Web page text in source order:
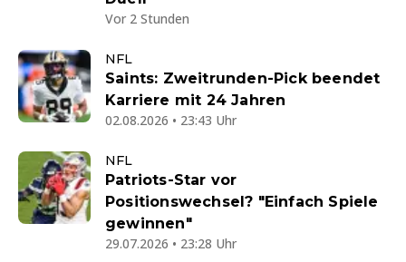
Vor 2 Stunden
NFL
Saints: Zweitrunden-Pick beendet
Karriere mit 24 Jahren
02.08.2026 • 23:43 Uhr
NFL
Patriots-Star vor
Positionswechsel? "Einfach Spiele
gewinnen"
29.07.2026 • 23:28 Uhr